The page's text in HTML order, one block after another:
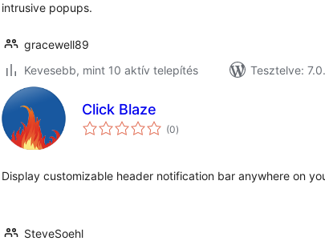
intrusive popups.
gracewell89
Kevesebb, mint 10 aktív telepítés
Tesztelve:
Click Blaze
(0értékelés
összesen
)
Display customizable header notification bar anywhere on
SteveSoehl